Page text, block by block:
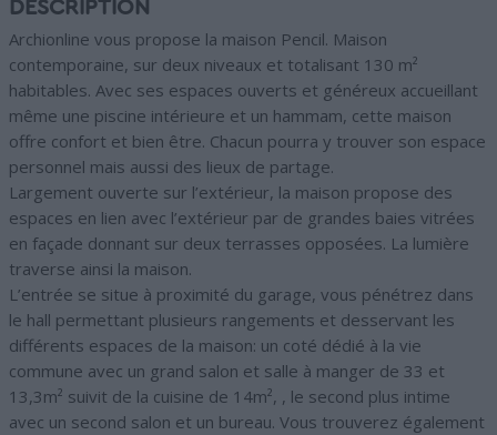
DESCRIPTION
Archionline vous propose la maison Pencil. Maison
contemporaine, sur deux niveaux et totalisant 130 m²
habitables. Avec ses espaces ouverts et généreux accueillant
même une piscine intérieure et un hammam, cette maison
offre confort et bien être. Chacun pourra y trouver son espace
personnel mais aussi des lieux de partage.
Largement ouverte sur l’extérieur, la maison propose des
espaces en lien avec l’extérieur par de grandes baies vitrées
en façade donnant sur deux terrasses opposées. La lumière
traverse ainsi la maison.
L’entrée se situe à proximité du garage, vous pénétrez dans
le hall permettant plusieurs rangements et desservant les
différents espaces de la maison: un coté dédié à la vie
commune avec un grand salon et salle à manger de 33 et
13,3m² suivit de la cuisine de 14m², , le second plus intime
avec un second salon et un bureau. Vous trouverez également